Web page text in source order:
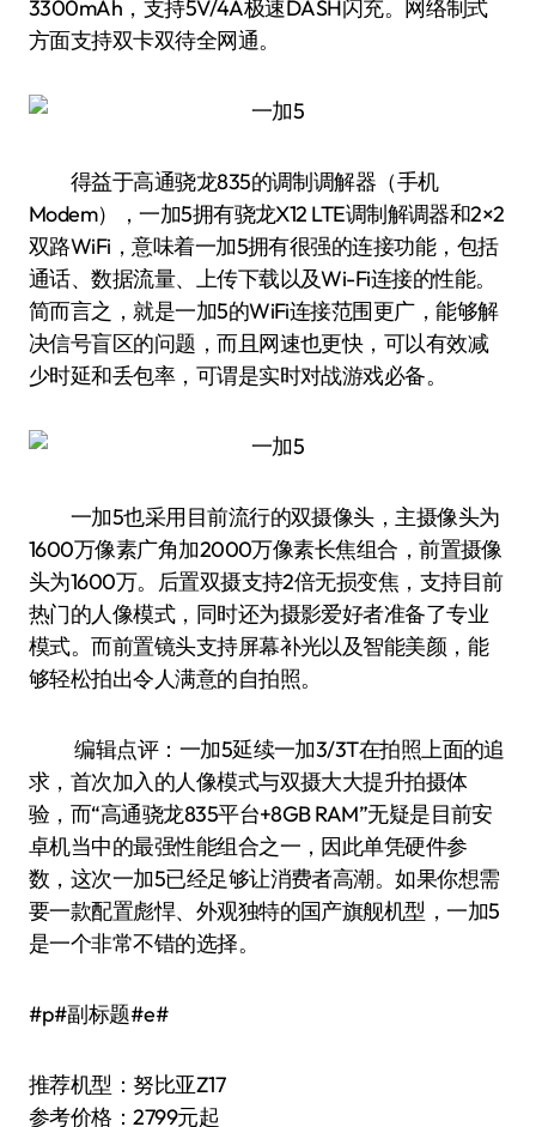
3300mAh，支持5V/4A极速DASH闪充。网络制式
方面支持双卡双待全网通。
得益于高通骁龙835的调制调解器（手机
Modem），一加5拥有骁龙X12 LTE调制解调器和2×2
双路WiFi，意味着一加5拥有很强的连接功能，包括
通话、数据流量、上传下载以及Wi-Fi连接的性能。
简而言之，就是一加5的WiFi连接范围更广，能够解
决信号盲区的问题，而且网速也更快，可以有效减
少时延和丢包率，可谓是实时对战游戏必备。
一加5也采用目前流行的双摄像头，主摄像头为
1600万像素广角加2000万像素长焦组合，前置摄像
头为1600万。后置双摄支持2倍无损变焦，支持目前
热门的人像模式，同时还为摄影爱好者准备了专业
模式。而前置镜头支持屏幕补光以及智能美颜，能
够轻松拍出令人满意的自拍照。
编辑点评：一加5延续一加3/3T在拍照上面的追
求，首次加入的人像模式与双摄大大提升拍摄体
验，而“高通骁龙835平台+8GB RAM”无疑是目前安
卓机当中的最强性能组合之一，因此单凭硬件参
数，这次一加5已经足够让消费者高潮。如果你想需
要一款配置彪悍、外观独特的国产旗舰机型，一加5
是一个非常不错的选择。
#p#副标题#e#
推荐机型：努比亚Z17
参考价格：2799元起